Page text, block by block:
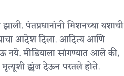
पंतप्रधानांनी मिशनच्या यशाची
आदेश दिला. आदित्य आणि
मीडियाला सांगण्यात आले की,
झुंज देऊन परतले होते.